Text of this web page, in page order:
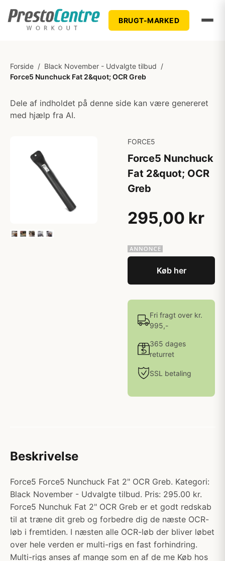
BRUGT-MARKED
Forside / Black November - Udvalgte tilbud /
Force5 Nunchuck Fat 2&quot; OCR Greb
Dele af indholdet på denne side kan være genereret
med hjælp fra AI.
FORCE5
Force5 Nunchuck
Fat 2&quot; OCR
Greb
295,00 kr
Køb her
Fri fragt over kr.
995,-
365 dages
returret
SSL betaling
Beskrivelse
Force5 Force5 Nunchuck Fat 2" OCR Greb. Kategori:
Black November - Udvalgte tilbud. Pris: 295.00 kr.
Force5 Nunchuk Fat 2" OCR Greb er et godt redskab
til at træne dit greb og forbedre dig de næste OCR-
løb i fremtiden. I næsten alle OCR-løb der bliver løbet
over hele verden er multi-rigs en fast forhindring.
Multi-rigs anses af mange som en af de me Køb hos